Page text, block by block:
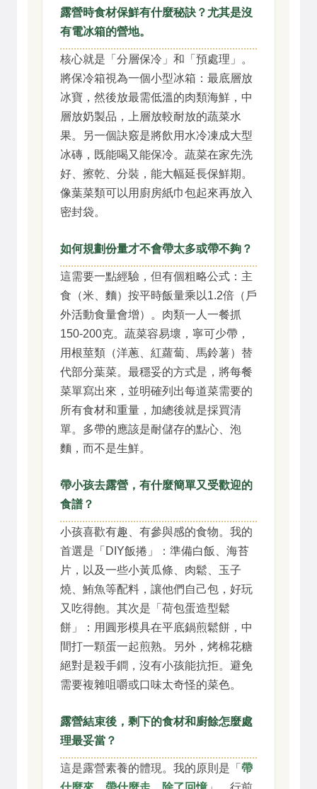
露營時食材保鮮有什麼秘訣？尤其是沒
有電冰箱的營地。
核心就是「分層保冷」和「預處理」。
將保冷箱視為一個小型冰箱：最底層放
冰寶，然後放最需低溫的肉類海鮮，中
層放奶製品，上層放較耐放的蔬菜水
果。另一個訣竅是將飲用水冷凍成大型
冰磚，既能喝又能保冷。蔬菜在家先洗
好、擦乾、分裝，能大幅延長保鮮期。
像葉菜類可以用廚房紙巾包起來再放入
密封袋。
如何規劃份量才不會帶太多或帶不夠？
這需要一點經驗，但有個粗略公式：主
食（米、麵）按平時飯量乘以1.2倍（戶
外活動食量會增）。肉類一人一餐抓
150-200克。蔬菜容易壞，寧可少帶，
用根莖類（洋蔥、紅蘿蔔、馬鈴薯）替
代部分葉菜。最穩妥的方式是，將每餐
菜單寫出來，並明確列出每道菜需要的
所有食材和重量，加總後就是採買清
單。多帶的應該是耐儲存的點心、泡
麵，而不是生鮮。
帶小孩去露營，有什麼簡單又受歡迎的
食譜？
小孩喜歡有趣、有參與感的食物。我的
首選是「DIY飯捲」：準備白飯、海苔
片，以及一些小黃瓜條、肉鬆、玉子
燒、鮪魚等配料，讓他們自己包，好玩
又吃得飽。其次是「荷包蛋造型鬆
餅」：用圓形模具在平底鍋煎鬆餅，中
間打一顆蛋一起煎熟。另外，烤棉花糖
絕對是殺手鐧，沒有小孩能抗拒。避免
需要複雜咀嚼或口味太奇怪的菜色。
露營結束後，剩下的食材和廚餘怎麼處
理最妥當？
這是露營素養的體現。我的原則是「 帶